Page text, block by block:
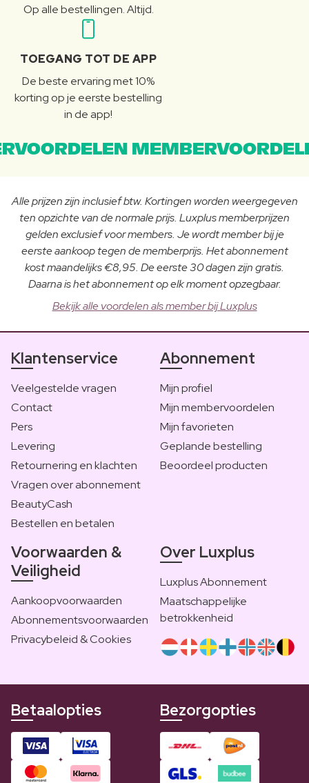
Op alle bestellingen. Altijd.
TOEGANG TOT DE APP
De beste ervaring met 10%
korting op je eerste bestelling
in de app!
Alle prijzen zijn inclusief btw. Kortingen worden weergegeven
ten opzichte van de normale prijs. Luxplus memberprijzen
gelden exclusief voor members. Je wordt member bij je
eerste aankoop tegen de memberprijs. Het abonnement
kost maandelijks €8,95. De eerste 30 dagen zijn gratis.
Daarna is het abonnement op elk moment opzegbaar.
Bekijk alle voordelen als member bij Luxplus
Klantenservice
Veelgestelde vragen
Contact
Pers
Levering
Retournering en klachten
Vragen over abonnement
BeautyCash
Bestellen en betalen
Abonnement
Mijn profiel
Mijn membervoordelen
Mijn favorieten
Geplande bestelling
Beoordeel producten
Voorwaarden &
Veiligheid
Aankoopvoorwaarden
Abonnementsvoorwaarden
Privacybeleid & Cookies
Over Luxplus
Luxplus Abonnement
Maatschappelijke
betrokkenheid
Betaalopties Bezorgopties